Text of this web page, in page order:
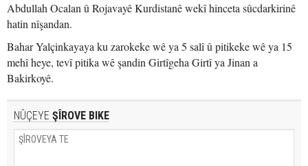
Abdullah Ocalan û Rojavayê Kurdistanê wekî hinceta sûcdarkirinê
hatin nîşandan.
Bahar Yalçinkayaya ku zarokeke wê ya 5 salî û pitikeke wê ya 15
mehî heye, tevî pitika wê şandin Girtîgeha Girtî ya Jinan a
Bakirkoyê.
NÛÇEYE ŞÎROVE BIKE